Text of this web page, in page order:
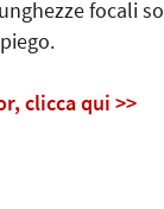
focali
clicca qui >>